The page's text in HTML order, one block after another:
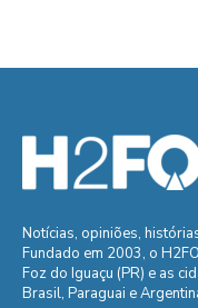
Notícias, opiniões,
Fundado em 2003, o
Foz do Iguaçu (PR) e as
Brasil, Paraguai e